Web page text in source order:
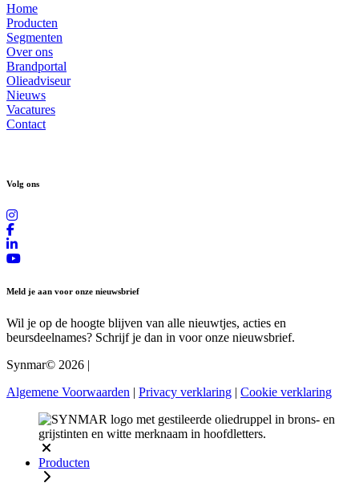
Home
Producten
Segmenten
Over ons
Brandportal
Olieadviseur
Nieuws
Vacatures
Contact
Volg ons
Meld je aan voor onze nieuwsbrief
Wil je op de hoogte blijven van alle nieuwtjes, acties en
beursdeelnames? Schrijf je dan in voor onze nieuwsbrief.
Synmar© 2026 |
Algemene Voorwaarden | Privacy verklaring | Cookie verklaring
Producten